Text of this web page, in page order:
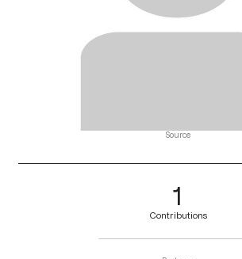
Source
1
Contributions